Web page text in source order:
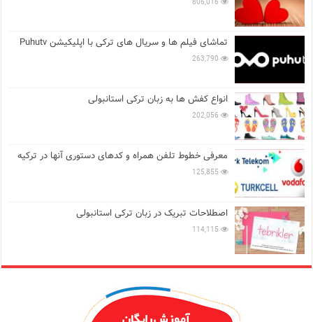
تماشای فیلم ها و سریال های ترکی با اپلیکیشن Puhutv
263,790
انواع کفش ها به زبان ترکی استانبولی
202,056
معرفی خطوط تلفن همراه و کدهای دستوری آنها در ترکیه
125,855
اصطلاحات تبریک در زبان ترکی استانبولی
114,115